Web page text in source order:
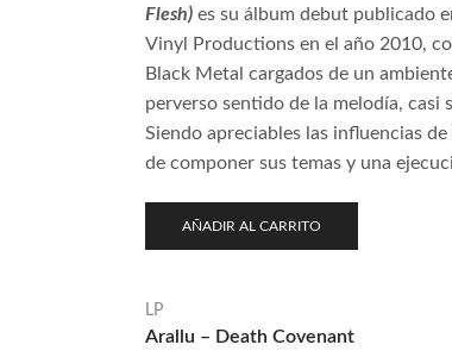
Flesh) es su álbum debut publicado
Vinyl Productions en el año 2010,
Black Metal cargados de un
perverso sentido de la melodía,
Siendo apreciables las influencias
de componer sus temas y una
AÑADIR AL CARRITO
LP
Arallu – Death Covenant